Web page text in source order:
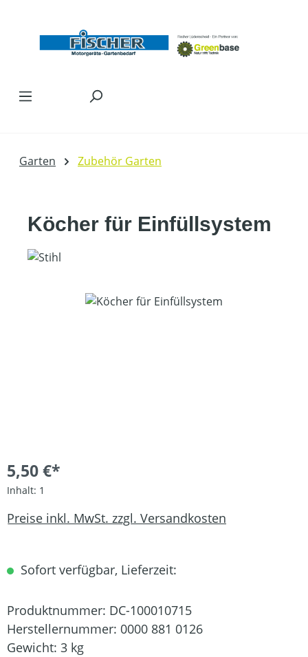
Garten Zubehör Garten
Köcher für Einfüllsystem
Bildergalerie überspringen
5,50 €*
Inhalt: 1
Preise inkl. MwSt. zzgl. Versandkosten
Sofort verfügbar, Lieferzeit:
Produktnummer: DC-100010715
Herstellernummer: 0000 881 0126
Gewicht: 3 kg